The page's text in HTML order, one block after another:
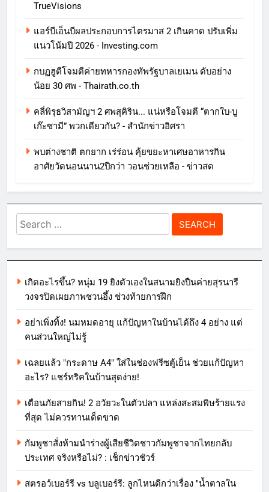
TrueVisions
แอร์บีเอ็นบีผลประกอบการไตรมาส 2 เกินคาด ปรับเพิ่ม
แนวโน้มปี 2026 - Investing.com
กบฏฮูตีโจมตีค่ายทหารกองทัพรัฐบาลเยเมน ดับอย่าง
น้อย 30 ศพ - Thairath.co.th
คลี่พิรุธวิสามัญฯ 2 ศพสุคิริน... แน่หรือโจมตี “ตากใบ-บู
เก๊ะซามี” พวกเดียวกัน? - สำนักข่าวอิศรา
พบต่างชาติ ตกยาก เร่ร่อน คุ้ยขยะหาเศษอาหารกิน
อาศัยวัดนอนนาน2ปีกว่า วอนช่วยเหลือ - ข่าวสด
Search
for:
เกิดอะไรขึ้น? หนุ่ม 19 ยิงตัวเองในสนามยิงปืนค่ายสุรนารี
วงจรปิดเผยภาพชวนอึ้ง ช่วงท้ายการฝึก
อย่าเพิ่งทิ้ง! นมหมดอายุ แก้ปัญหาในบ้านได้ถึง 4 อย่าง แต่
คนส่วนใหญ่ไม่รู้
เฉลยแล้ว "กระดาษ A4" ใส่ในช่องฟรีซตู้เย็น ช่วยแก้ปัญหา
อะไร? แชร์ทริคในบ้านสุดง่าย!
เตือนภัยสายกิน! 2 อวัยวะในตัวปลา แหล่งสะสมพิษร้ายแรง
ที่สุด ไม่ควรทานเด็ดขาด
กัมพูชาสั่งห้ามนำร่างผู้เสียชีวิตชาวกัมพูชาจากไทยกลับ
ประเทศ จริงหรือไม่? : เช็กข่าวชัวร์
สตรอว์เบอร์รี vs บลูเบอร์รี: ลูกไหนดีกว่าเรื่อง "น้ำตาลใน